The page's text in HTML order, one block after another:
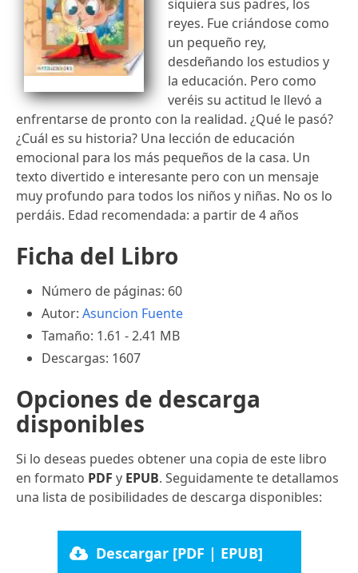
siquiera sus padres, los
reyes. Fue criándose como
un pequeño rey,
desdeñando los estudios y
la educación. Pero como
veréis su actitud le llevó a
enfrentarse de pronto con la realidad. ¿Qué le pasó?
¿Cuál es su historia? Una lección de educación
emocional para los más pequeños de la casa. Un
texto divertido e interesante pero con un mensaje
muy profundo para todos los niños y niñas. No os lo
perdáis. Edad recomendada: a partir de 4 años
Ficha del Libro
Número de páginas: 60
Autor: Asuncion Fuente
Tamaño: 1.61 - 2.41 MB
Descargas: 1607
Opciones de descarga
disponibles
Si lo deseas puedes obtener una copia de este libro
en formato PDF y EPUB. Seguidamente te detallamos
una lista de posibilidades de descarga disponibles:
Descargar [PDF | EPUB]